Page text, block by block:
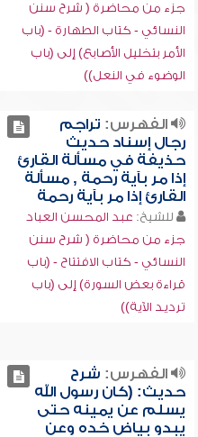
جزء من محاضرة ( شرح سنن
النسائي - كتاب الطهارة - (باب
الأمر بتخليل الأصابع) إلى (باب
الوضوء في النعل))
الفهرس: تراجم
رجال إسناد حديث
حذيفة في مسألة القارئ
إذا مر بآية رحمة , مسألة
القارئ إذا مر بآية رحمة
للشيخ: عبد المحسن العباد
جزء من محاضرة ( شرح سنن
النسائي - كتاب الافتتاح - (باب
قراءة بعض السورة) إلى (باب
ترديد الآية))
الفهرس: شرح
حديث: (كان رسول الله
يسلم عن يمينه حتى
يبدو بياض خده وعن